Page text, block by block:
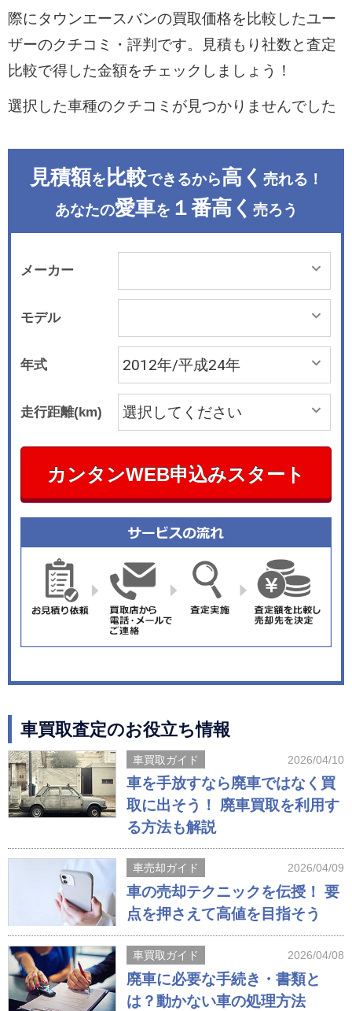
際にタウンエースバンの買取価格を比較したユー
ザーのクチコミ・評判です。見積もり社数と査定
比較で得した金額をチェックしましょう！
選択した車種のクチコミが見つかりませんでした
見積額を 比較できるから高く 売れる！
あなたの愛車を １番高く 売ろう
メーカー
モデル
年式
走行距離(km)
カンタンWEB申込みスタート
車買取査定のお役立ち情報
車買取ガイド 2026/04/10
車を手放すなら廃車ではなく買
取に出そう！ 廃車買取を利用す
る方法も解説
車売却ガイド 2026/04/09
車の売却テクニックを伝授！ 要
点を押さえて高値を目指そう
車買取ガイド 2026/04/08
廃車に必要な手続き・書類と
は？動かない車の処理方法